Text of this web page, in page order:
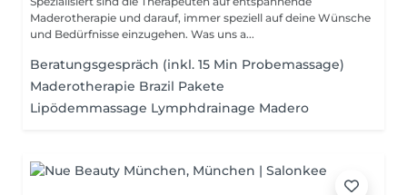
Maderotherapie und darauf, immer speziell auf deine Wünsche
und Bedürfnisse einzugehen. Was uns a...
Beratungsgespräch (inkl. 15 Min Probemassage)
Maderotherapie Brazil Pakete
Lipödemmassage Lymphdrainage Madero